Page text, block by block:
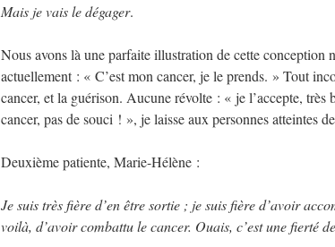
Mais je vais le dégager.
Nous avons là une parfaite illustration de cette conception
actuellement : « C’est mon cancer, je le prends. » Tout
cancer, et la guérison. Aucune révolte : « je l’accepte,
cancer, pas de souci ! », je laisse aux personnes atteintes
Deuxième patiente, Marie-Hélène :
Je suis très fière d’en être sortie ; je suis fière d’avoir
voilà, d’avoir combattu le cancer. Ouais, c’est une fierté